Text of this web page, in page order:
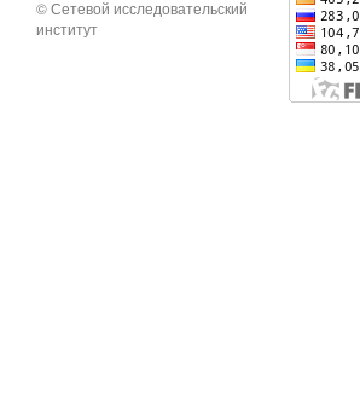
© Сетевой исследовательский
институт